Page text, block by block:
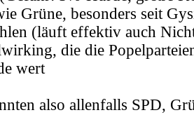
Grüne, besonders seit
(läuft effektiv auch
die die
wert
also allenfalls SPD,